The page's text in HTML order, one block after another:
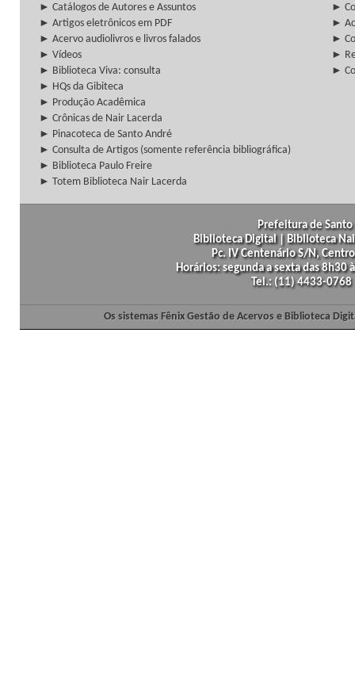
► Catálogos de Autores e Assuntos
►
► Artigos eletrônicos em PDF
►
► Acervo audiolivros e livros falados
►
► Vídeos
►
► Biblioteca Viva: consulta
►
► HQs da Gibiteca
► Produção Acadêmica
► Crônicas de Nair Lacerda
► Pinacoteca de Santo André
► Consulta de Artigos (somente referência bibliográfica)
► Biblioteca Paulo Freire
► Totem Biblioteca Nair Lacerda
Prefeitura de
Biblioteca Digital | Biblioteca
Pc. IV Centenário S/N,
Horários: segunda a sexta das
Tel.: (11) 4433-
Os sistemas Fênix Gestão de Acervos e Biblioteca